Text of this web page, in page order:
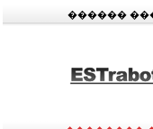
������